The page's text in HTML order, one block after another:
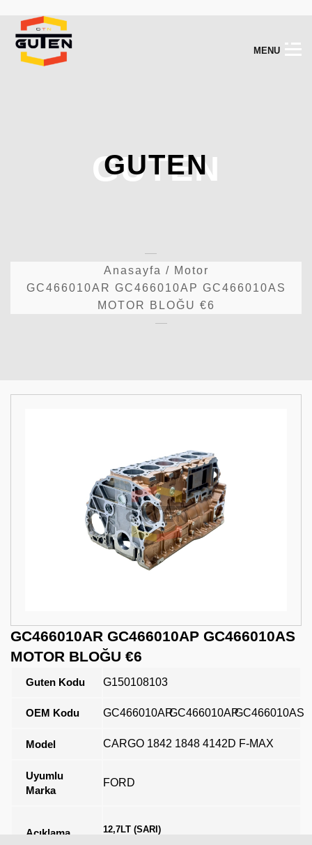
M ENU
GUTEN
GUTEN
Anasayfa / Motor
GC466010AR GC466010AP GC466010AS
MOTOR BLOĞU €6
GC466010AR GC466010AP GC466010AS
MOTOR BLOĞU €6
Guten Kodu G150108103
OEM Kodu GC466010ARGC466010APGC466010AS
Model CARGO 1842 1848 4142D F-MAX
Uyumlu
Marka
FORD
Açıklama 12,7LT (SARI)